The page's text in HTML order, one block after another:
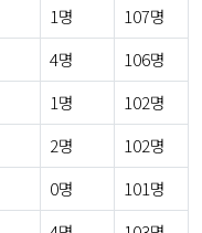
1명
107명
4명
106명
1명
102명
2명
102명
0명
101명